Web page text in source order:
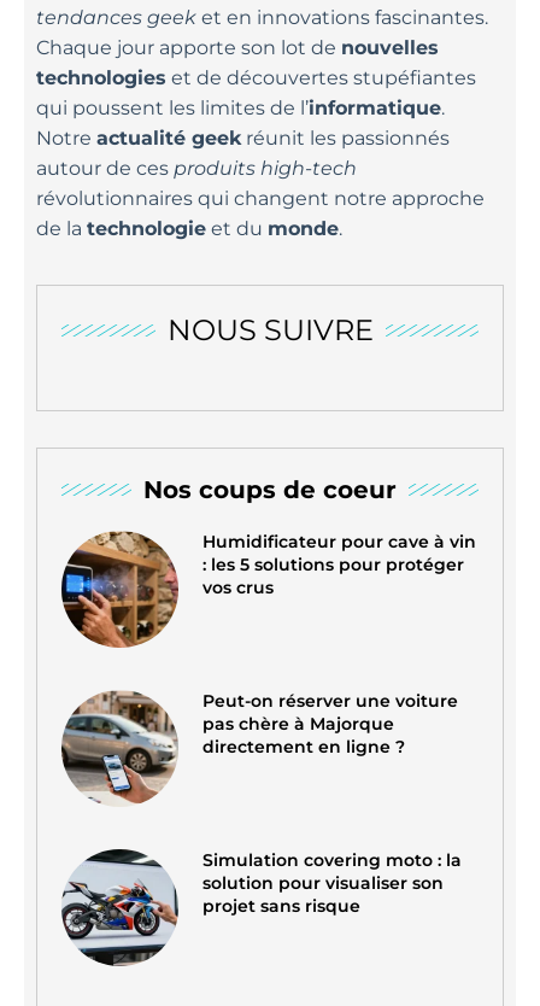
NOUS SUIVRE
Nos coups de coeur
Humidificateur pour cave à vin
: les 5 solutions pour protéger
vos crus
Peut-on réserver une voiture
pas chère à Majorque
directement en ligne ?
Simulation covering moto : la
solution pour visualiser son
projet sans risque
tendances geek et en innovations fascinantes.
Chaque jour apporte son lot de nouvelles
technologies et de découvertes stupéfiantes
qui poussent les limites de l’informatique.
Notre actualité geekréunit les passionnés
autour de ces produits high-tech
révolutionnaires qui changent notre approche
de la technologie et du monde.